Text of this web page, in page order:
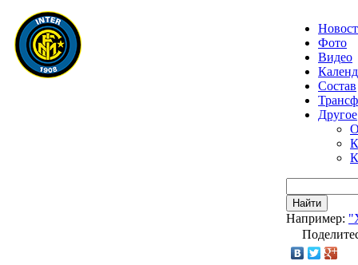
Фото
Видео
Состав
Другое
Найти
Например: